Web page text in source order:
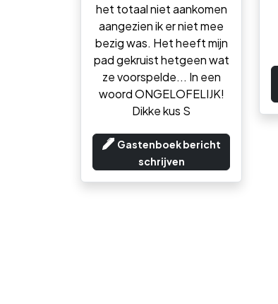
het totaal niet aankomen
aangezien ik er niet mee
bezig was. Het heeft mijn
pad gekruist hetgeen wat
ze voorspelde... In een
woord ONGELOFELIJK!
Dikke kus S
Gastenboek bericht
schrijven